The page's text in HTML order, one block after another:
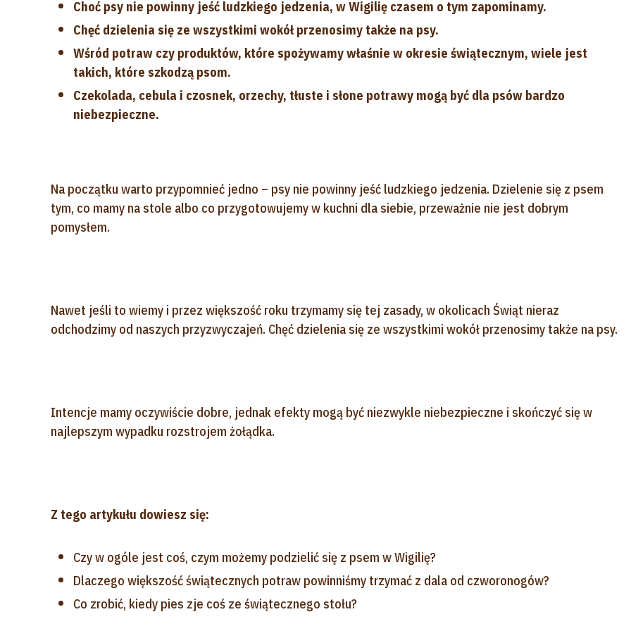
Choć psy nie powinny jeść ludzkiego jedzenia, w Wigilię czasem o tym zapominamy.
Chęć dzielenia się ze wszystkimi wokół przenosimy także na psy.
Wśród potraw czy produktów, które spożywamy właśnie w okresie świątecznym, wiele jest
takich, które szkodzą psom.
Czekolada, cebula i czosnek, orzechy, tłuste i słone potrawy mogą być dla psów bardzo
niebezpieczne.
Na początku warto przypomnieć jedno – psy nie powinny jeść ludzkiego jedzenia. Dzielenie się z psem
tym, co mamy na stole albo co przygotowujemy w kuchni dla siebie, przeważnie nie jest dobrym
pomysłem.
Nawet jeśli to wiemy i przez większość roku trzymamy się tej zasady, w okolicach Świąt nieraz
odchodzimy od naszych przyzwyczajeń. Chęć dzielenia się ze wszystkimi wokół przenosimy także na psy.
Intencje mamy oczywiście dobre, jednak efekty mogą być niezwykle niebezpieczne i skończyć się w
najlepszym wypadku rozstrojem żołądka.
Z tego artykułu dowiesz się:
Czy w ogóle jest coś, czym możemy podzielić się z psem w Wigilię?
Dlaczego większość świątecznych potraw powinniśmy trzymać z dala od czworonogów?
Co zrobić, kiedy pies zje coś ze świątecznego stołu?